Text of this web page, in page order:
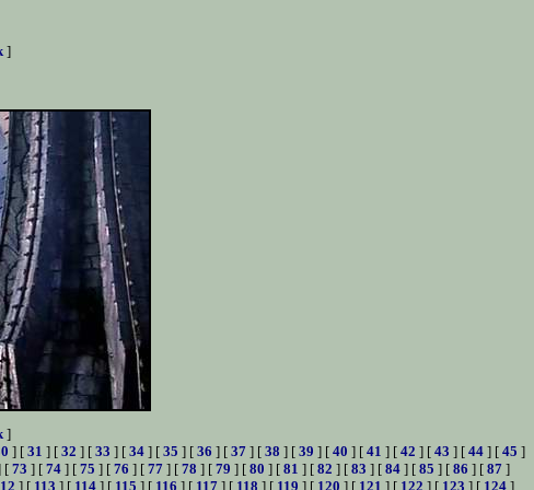
]
]
] [ 31 ] [ 32 ] [ 33 ] [ 34 ] [ 35 ] [ 36 ] [ 37 ] [ 38 ] [ 39 ] [ 40 ] [ 41 ] [ 42 ] [ 43 ] [ 44 ] [ 45 ]
[73 ] [ 74] [ 75 ] [ 76 ] [ 77] [ 78 ] [ 79 ] [ 80 ] [ 81 ] [ 82 ] [ 83 ] [ 84] [ 85 ] [ 86 ] [ 87]
] [ 113 ] [ 114 ] [ 115 ] [ 116 ] [ 117 ] [ 118 ] [ 119 ] [ 120 ] [ 121 ] [ 122 ] [ 123 ] [ 124 ]